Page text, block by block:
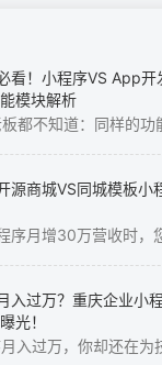
看！小程序VS App
模块解析
源商城VS同城模板小
入过万？重庆企业小
光！